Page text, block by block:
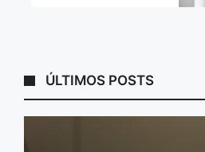
ÚLTIMOS POSTS